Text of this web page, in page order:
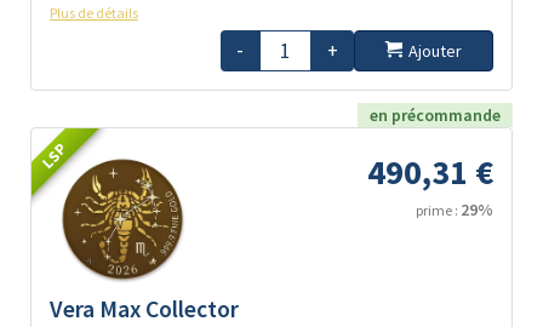
Plus de détails
- + Ajouter
en précommande
LSP 490,31 €
prime : 29%
Vera Max Collector